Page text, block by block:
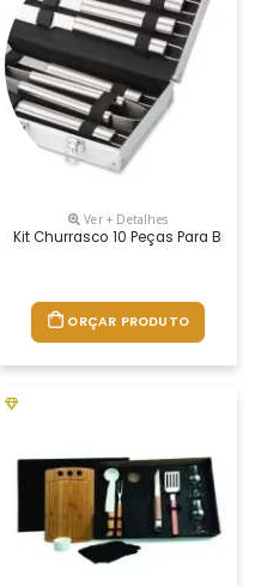
Ver + Detalhes
Kit Churrasco 10 Peças Para
ORÇAR PRODUTO